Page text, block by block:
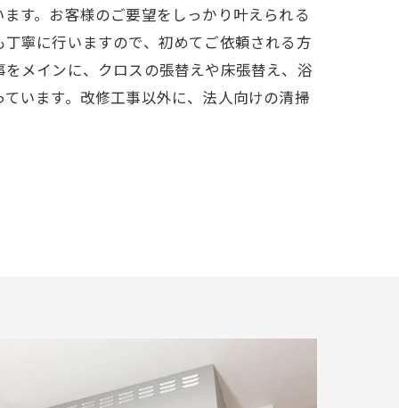
す。お客様のご要望をしっかり叶えられる
寧に行いますので、初めてご依頼される方
メインに、クロスの張替えや床張替え、浴
います。改修工事以外に、法人向けの清掃